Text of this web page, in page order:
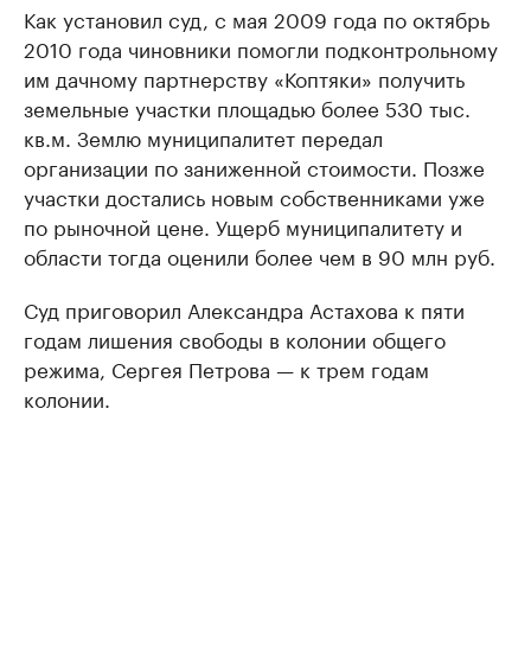
Как установил суд, с мая 2009 года по октябрь
2010 года чиновники помогли подконтрольному
им дачному партнерству «Коптяки» получить
земельные участки площадью более 530 тыс.
кв.м. Землю муниципалитет передал
организации по заниженной стоимости. Позже
участки достались новым собственниками уже
по рыночной цене. Ущерб муниципалитету и
области тогда оценили более чем в 90 млн руб.
Суд приговорил Александра Астахова к пяти
годам лишения свободы в колонии общего
режима, Сергея Петрова — к трем годам
колонии.